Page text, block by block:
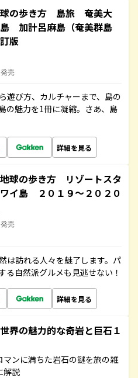
の歩き方 島旅 奄美大
加計呂麻島（奄美群島
版
売
び方、カルチャーまで、島の
の魅力を1冊に凝縮。さあ、島
詳細を見る
球の歩き方 リゾートスタ
イ島 ２０１９～２０２０
売
は訪れる人々を魅了します。パ
る自然派グルメも見逃せない！
詳細を見る
界の魅力的な奇岩と巨石１
マンに満ちた岩石の謎を旅の雑
解説